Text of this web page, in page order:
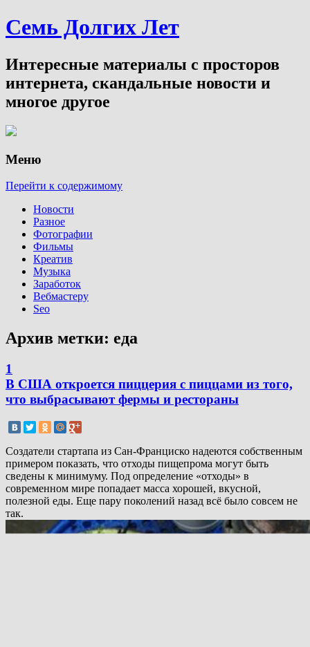
Семь Долгих Лет
Интересные материалы с просторов
интернета, скандальные новости и
многое другое
Меню
Перейти к содержимому
Новости
Разное
Фотографии
Фильмы
Креатив
Музыка
Заработок
Вебмастеру
Seo
Архив метки: еда
1
В США откроется пиццерия с пиццами из того,
что выбрасывают фермы и рестораны
Создатели стартапа из Сан-Франциско надеются собственным
примером показать, что отходы пищепрома могут быть
сведены к минимуму. Под определение «отходы» в
современном мире попадает масса хорошей, вкусной,
полезной еды. Еще пару поколений назад всё было совсем не
так.